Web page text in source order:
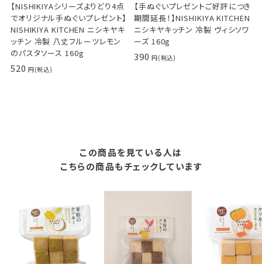
【NISHIKIYAシリーズよりどり4点
でオリジナル手ぬぐいプレゼント】
NISHIKIYA KITCHEN ニシキヤキ
ッチン 冷製 八丈フルーツレモン
のパスタソース 160g
520
【手ぬぐいプレゼントご好評につき
期間延長！】NISHIKIYA KITCHEN
ニシキヤキッチン 冷製 ヴィシソワ
ーズ 160g
390
この商品を見ている人は
こちらの商品もチェックしています